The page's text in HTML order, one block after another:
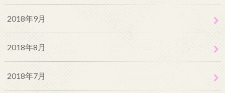
2018年9月
2018年8月
2018年7月